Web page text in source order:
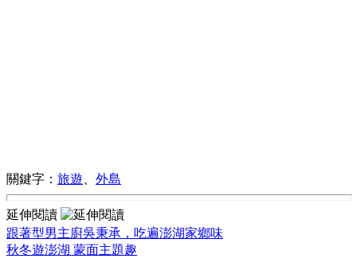
關鍵字： 旅遊 外島
延伸閱讀
跟著型男主廚吳秉承，吃遍澎湖家鄉味
秋冬遊澎湖 蒙面主題趣